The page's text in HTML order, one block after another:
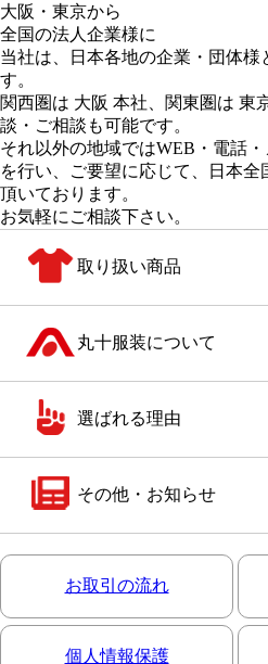
大阪 ・ 東京から
全国の法人企業様に
当社は、日本各地の企業・団体様
す。
関西圏は 大阪 本社
関東圏は 東
談・ご相談も可能です。
それ以外の地域ではWEB・電話
を行い、
ご要望に応じて、日本全
頂いております。
お気軽にご相談下さい。
取り扱い商品
丸十服装について
選ばれる理由
その他・お知らせ
お取引の流れ
個人情報保護